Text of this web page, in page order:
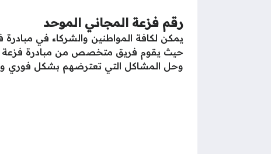
رقم فزعة المجاني الموحد
يمكن لكافة المواطنين والشركاء في
حيث يقوم فريق متخصص من مبادرة فزعة
وحل المشاكل التي تعترضهم بشكل فوري